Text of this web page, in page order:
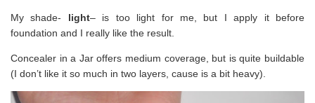
My shade- light– is too light for me, but I apply it before
foundation and I really like the result.
Concealer in a Jar offers medium coverage, but is quite buildable
(I don’t like it so much in two layers, cause is a bit heavy).